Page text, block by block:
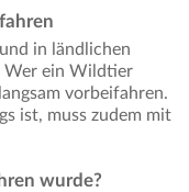
in ländlichen
Wer ein Wildtier
vorbeifahren.
ist, muss zudem mit
wurde?